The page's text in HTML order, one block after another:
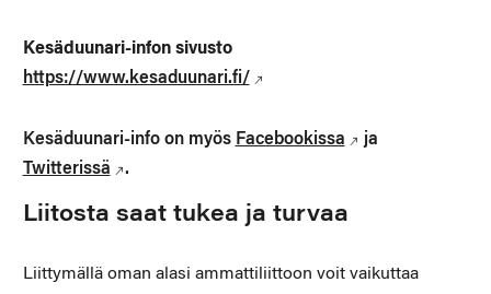
Kesäduunari-infon sivusto
https://www.kesaduunari.fi/
Kesäduunari-info on myös Facebookissa
ja
Twitterissä
.
Liitosta saat tukea ja turvaa
Liittymällä oman alasi ammattiliittoon voit vaikuttaa